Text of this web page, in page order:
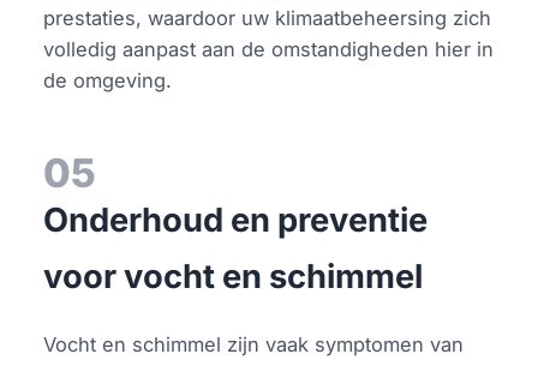
prestaties, waardoor uw klimaatbeheersing zich
volledig aanpast aan de omstandigheden hier in
de omgeving.
05
Onderhoud en preventie
voor vocht en schimmel
Vocht en schimmel zijn vaak symptomen van